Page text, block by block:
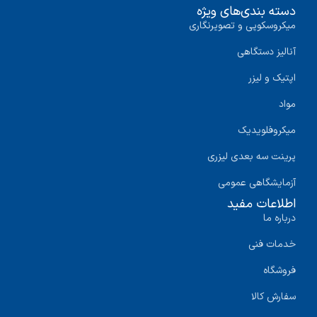
دسته بندی‌های ویژه
میکروسکوپی و تصویرنگاری
آنالیز دستگاهی
اپتیک و لیزر
مواد
میکروفلویدیک
پرینت سه‌ بعدی لیزری
آزمایشگاهی عمومی
اطلاعات مفید
درباره ما
خدمات فنی
فروشگاه
سفارش کالا